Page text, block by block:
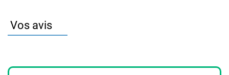
Vos avis